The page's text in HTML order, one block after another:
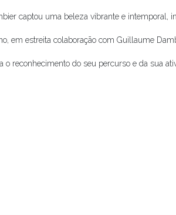
captou uma beleza vibrante e intemporal,
em estreita colaboração com Guillaume
reconhecimento do seu percurso e da sua